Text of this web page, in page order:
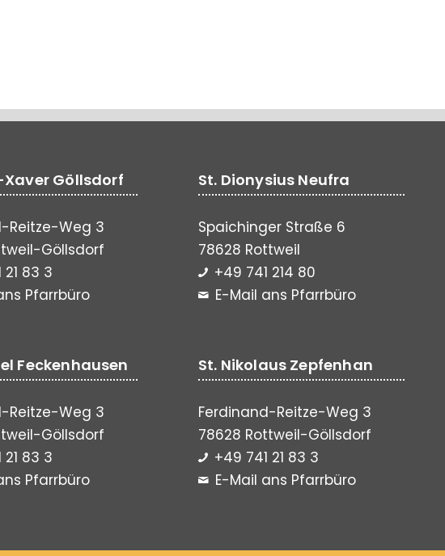
Xaver Göllsdorf
Reitze-Weg 3
Göllsdorf
21 83 3
Pfarrbüro
Feckenhausen
Reitze-Weg 3
Göllsdorf
21 83 3
Pfarrbüro
St. Dionysius Neufra
Spaichinger Straße 6
78628 Rottweil
+49 741 214 80
E-Mail ans Pfarrbüro
St. Nikolaus Zepfenhan
Ferdinand-Reitze-Weg 3
78628 Rottweil-Göllsdorf
+49 741 21 83 3
E-Mail ans Pfarrbüro